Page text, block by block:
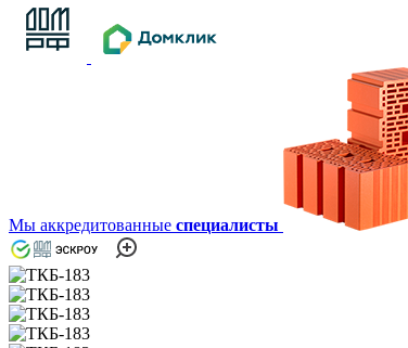
Мы аккредитованные специалисты